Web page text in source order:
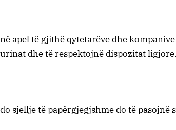
apel të gjithë qytetarëve dhe
dhe të respektojnë dispozitat ligjore.
sjellje të papërgjegjshme do të